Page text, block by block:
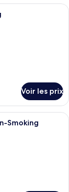
d’hôtel avec deux lits,
Voir les prix
d’hôtel avec un
Smoking